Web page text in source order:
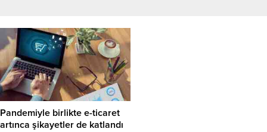
Pandemiyle birlikte e-ticaret
artınca şikayetler de katlandı